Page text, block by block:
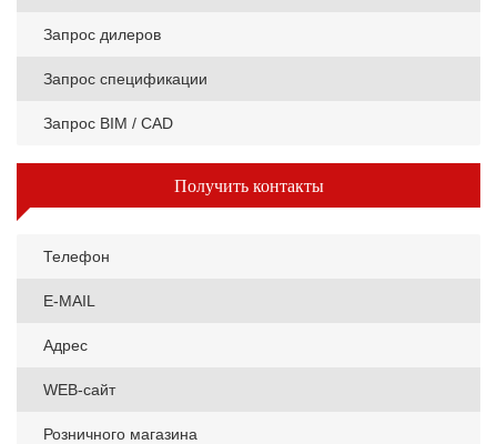
Запрос дилеров
Запрос спецификации
Запрос BIM / CAD
Получить контакты
Телефон
E-MAIL
Адрес
WEB-сайт
Розничного магазина